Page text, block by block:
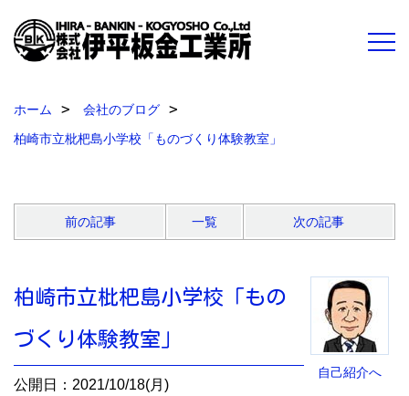
ホーム
会社のブログ
柏崎市立枇杷島小学校「ものづくり体験教室」
前の記事 一覧 次の記事
自己紹介へ
柏崎市立枇杷島小学校「もの
づくり体験教室」
公開日：2021/10/18(月)